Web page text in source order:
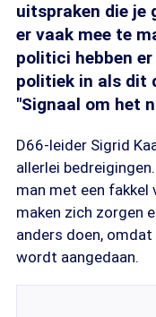
uitspraken die je
er vaak mee te
politici hebben
politiek in als dit
"Signaal om het
D66-leider Sigrid
allerlei
man met een fakkel
maken zich zorgen
anders doen,
wordt aangedaan.